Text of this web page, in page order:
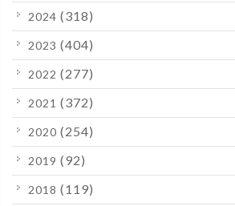
2024 (318)
2023 (404)
2022 (277)
2021 (372)
2020 (254)
2019 (92)
2018 (119)